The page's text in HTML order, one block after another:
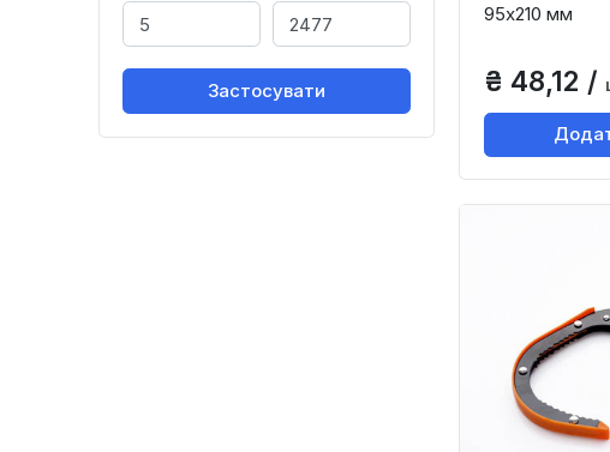
Застосувати
95х210 мм
₴ 48,12 /